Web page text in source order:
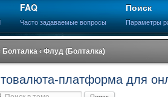
FAQ
Часто задаваемые вопросы
Поиск
Параметры
Болталка ‹ Флуд (Болталка)
платформа для